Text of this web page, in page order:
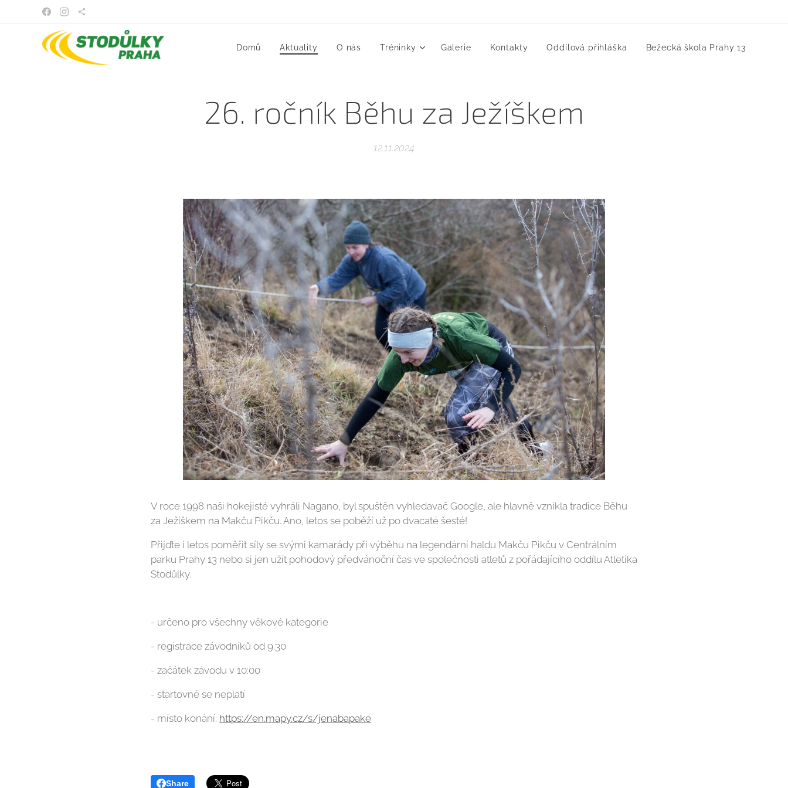
Domů Aktuality O nás Tréninky Galerie Kontakty Oddílová přihláška Bežecká škola Prahy 13
26. ročník Běhu za Ježíškem
12.11.2024
V roce 1998 naši hokejisté vyhráli Nagano, byl spuštěn vyhledavač Google, ale hlavně vznikla tradice Běhu
za Ježíškem na Makču Pikču. Ano, letos se poběží už po dvacaté šesté!
Přijďte i letos poměřit síly se svými kamarády při výběhu na legendární haldu Makču Pikču v Centrálním
parku Prahy 13 nebo si jen užít pohodový předvánoční čas ve společnosti atletů z pořádajícího oddílu Atletika
Stodůlky.
- určeno pro všechny věkové kategorie
- registrace závodníků od 9.30
- začátek závodu v 10:00
- startovné se neplatí
- místo konání: https://en.mapy.cz/s/jenabapake
Share